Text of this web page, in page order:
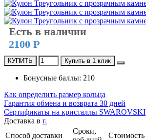
Есть в наличии
2100 Р
КУПИТЬ Купить в 1 клик
Бонусные баллы: 210
Как определить размер кольца
Гарантия обмена и возврата 30 дней
Сертификаты на кристаллы SWAROVSKI
Доставка в г.
Способ доставки
Сроки,
Стоимость